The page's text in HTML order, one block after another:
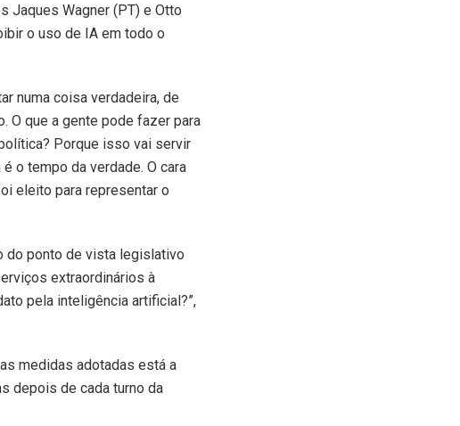
Jaques Wagner (PT) e Otto
o uso de IA em todo o
numa coisa verdadeira, de
O que a gente pode fazer para
Porque isso vai servir
o tempo da verdade. O cara
eleito para representar o
do ponto de vista legislativo
extraordinários à
pela inteligência artificial?”,
medidas adotadas está a
depois de cada turno da